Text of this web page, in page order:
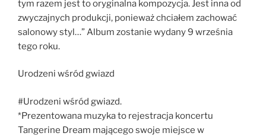
tym razem jest to oryginalna kompozycja. Jest inna od
zwyczajnych produkcji, ponieważ chciałem zachować
salonowy styl…” Album zostanie wydany 9 września
tego roku.
Urodzeni wśród gwiazd
#Urodzeni wśród gwiazd.
*Prezentowana muzyka to rejestracja koncertu
Tangerine Dream mającego swoje miejsce w